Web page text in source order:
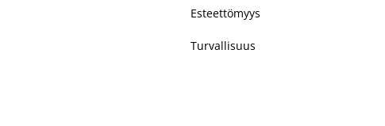
Esteettömyys
Turvallisuus